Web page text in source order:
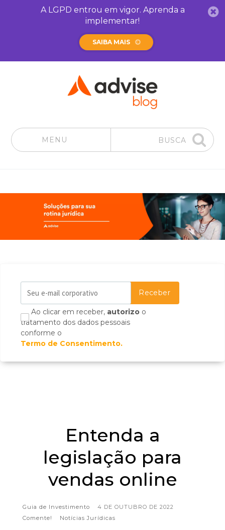
A LGPD entrou em vigor. Aprenda a
implementar!
SAIBA MAIS
MENU BUSCA
Ao clicar em receber, autorizo o
tratamento dos dados pessoais
conforme o
Termo de Consentimento.
Entenda a
legislação para
vendas online
Guia de Investimento
4 DE OUTUBRO DE 2022
Comente!
Notícias Jurídicas